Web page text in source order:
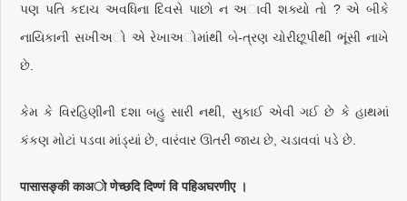
પણ પતિ કદાચ અવધિના દિવસે પાછો ન અાવી શક્યો તો ? એ બીકે
નાયિકાની સખીઅો એ રેખાઅોમાંથી બે-ત્રણ ચોરીછૂપીથી ભૂંસી નાખે
છે.
કેમ કે વિરહિણીની દશા બહુ સારી નથી, સુકાઈ એવી ગઈ છે કે હાથમાં
કંકણ મોટાં પડવા માંડ્યાં છે, વારંવાર ઊતરી જાય છે, ચડાવવાં પડે છે.
पासासङ्की काअो णेच्छदि दिण्णं वि पहिअघरणीए ।